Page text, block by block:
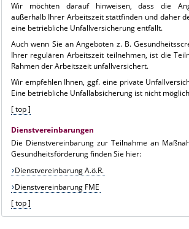
Wir möchten darauf hinweisen, dass die
außerhalb Ihrer Arbeitszeit stattfinden und daher
eine betriebliche Unfallversicherung entfällt.
Auch wenn Sie an Angeboten z. B.
Ihrer regulären Arbeitszeit teilnehmen, ist die
Rahmen der Arbeitszeit unfallversichert.
Wir empfehlen Ihnen, ggf. eine private
Eine betriebliche Unfallabsicherung ist nicht
[ top ]
Dienstvereinbarungen
Die Dienstvereinbarung zur Teilnahme an
Gesundheitsförderung finden Sie hier:
Dienstvereinbarung A.ö.R.
Dienstvereinbarung FME
[ top ]